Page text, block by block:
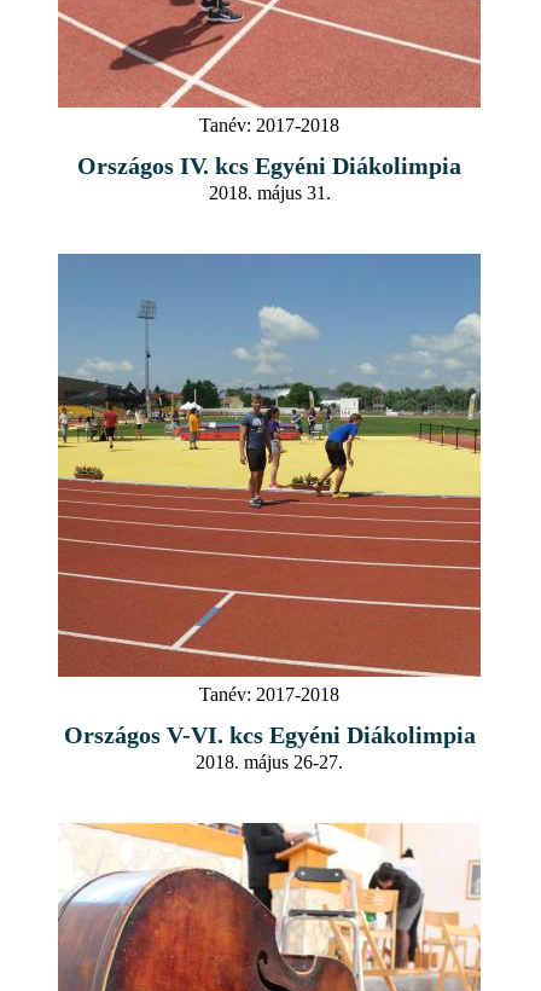
Tanév: 2017-2018
Országos IV. kcs Egyéni Diákolimpia
2018. május 31.
Tanév: 2017-2018
Országos V-VI. kcs Egyéni Diákolimpia
2018. május 26-27.